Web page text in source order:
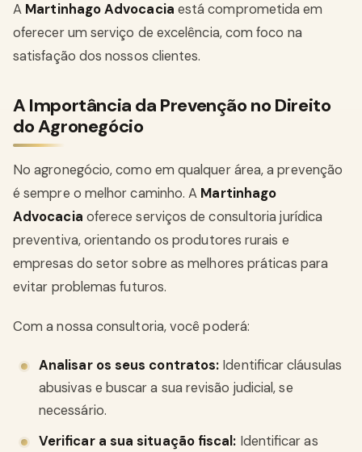
A Martinhago Advocacia está comprometida em
oferecer um serviço de excelência, com foco na
satisfação dos nossos clientes.
A Importância da Prevenção no Direito
do Agronegócio
No agronegócio, como em qualquer área, a prevenção
é sempre o melhor caminho. A Martinhago
Advocacia oferece serviços de consultoria jurídica
preventiva, orientando os produtores rurais e
empresas do setor sobre as melhores práticas para
evitar problemas futuros.
Com a nossa consultoria, você poderá:
Analisar os seus contratos: Identificar cláusulas
abusivas e buscar a sua revisão judicial, se
necessário.
Verificar a sua situação fiscal: Identificar as